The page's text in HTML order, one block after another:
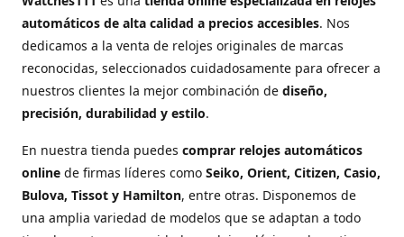
automáticos de alta calidad a precios accesibles. Nos
dedicamos a la venta de relojes originales de marcas
reconocidas, seleccionados cuidadosamente para ofrecer a
nuestros clientes la mejor combinación de diseño,
precisión, durabilidad y estilo.
En nuestra tienda puedes comprar relojes automáticos
online de firmas líderes como Seiko, Orient, Citizen, Casio,
Bulova, Tissot y Hamilton, entre otras. Disponemos de
una amplia variedad de modelos que se adaptan a todo